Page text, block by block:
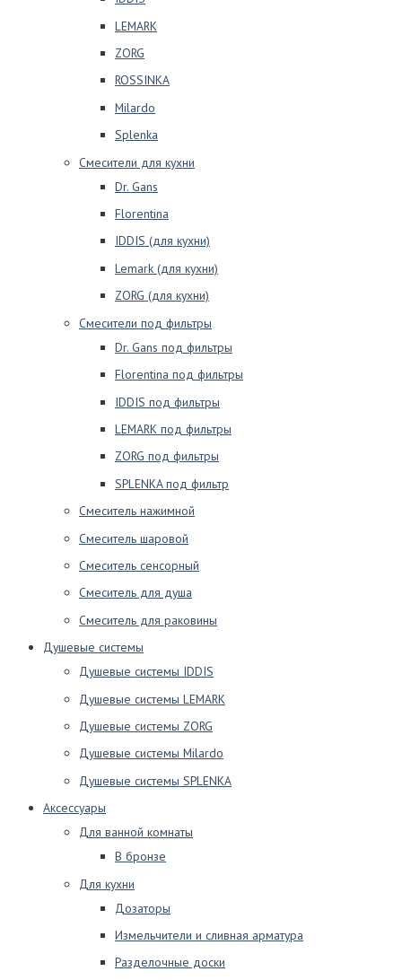
LEMARK
ZORG
ROSSINKA
Milardo
Splenka
Смесители для кухни
Dr. Gans
Florentina
IDDIS (для кухни)
Lemark (для кухни)
ZORG (для кухни)
Смесители под фильтры
Dr. Gans под фильтры
Florentina под фильтры
IDDIS под фильтры
LEMARK под фильтры
ZORG под фильтры
SPLENKA под фильтр
Смеситель нажимной
Смеситель шаровой
Смеситель сенсорный
Смеситель для душа
Смеситель для раковины
Душевые системы
Душевые системы IDDIS
Душевые системы LEMARK
Душевые системы ZORG
Душевые системы Milardo
Душевые системы SPLENKA
Аксессуары
Для ванной комнаты
В бронзе
Для кухни
Дозаторы
Измельчители и сливная арматура
Разделочные доски